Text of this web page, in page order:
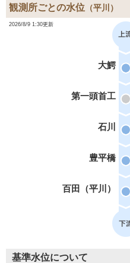
観測所ごとの水位 （平川）
2026/8/9 1:30更新
大鰐
第一頭首工
石川
豊平橋
百田（平川）
基準水位について